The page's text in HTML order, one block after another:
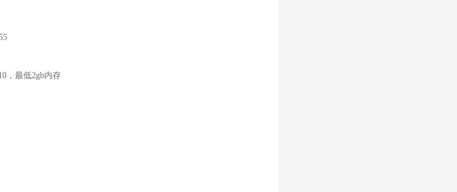
，最低2gb内存